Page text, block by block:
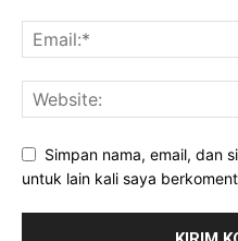
Simpan nama, email, dan
untuk lain kali saya